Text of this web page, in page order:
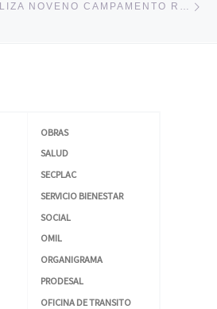
EN PALMILLA SE REALIZA NOVENO CAMPAMENTO RURAL DE ORQUESTAS SINFÓNICAS
OBRAS
SALUD
SECPLAC
SERVICIO BIENESTAR
SOCIAL
OMIL
ORGANIGRAMA
PRODESAL
OFICINA DE TRANSITO